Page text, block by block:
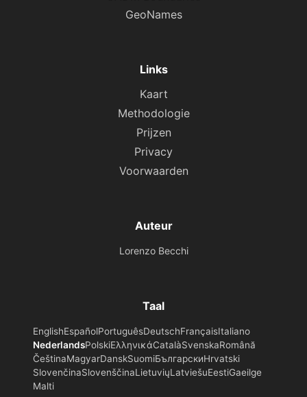
GeoNames
Links
Kaart
Methodologie
Prijzen
Privacy
Voorwaarden
Auteur
Lorenzo Becchi
Taal
EnglishEspañolPortuguêsDeutschFrançaisItaliano
NederlandsPolskiΕλληνικάCatalàSvenskaRomână
ČeštinaMagyarDanskSuomiБългарскиHrvatski
SlovenčinaSlovenščinaLietuviųLatviešuEestiGaeilge
Malti